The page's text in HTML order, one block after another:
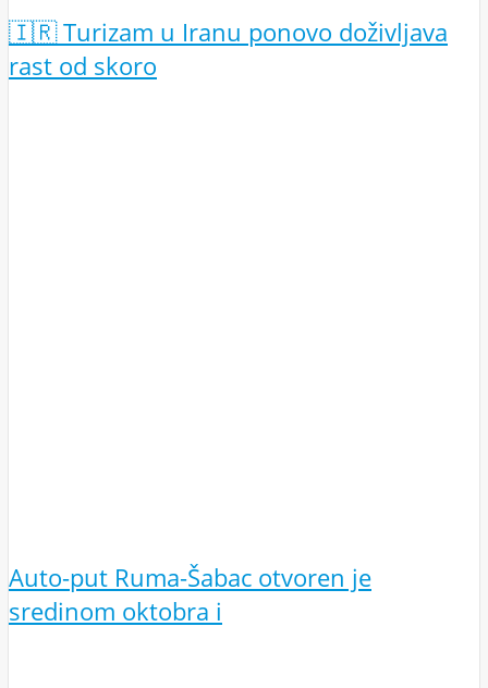
🇮🇷 Turizam u Iranu ponovo doživljava
rast od skoro
Auto-put Ruma-Šabac otvoren je
sredinom oktobra i